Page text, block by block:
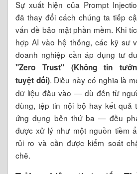
Sự xuất hiện của Prompt
đã thay đổi cách chúng ta tiếp
vấn đề bảo mật phần mềm. Khi
hợp AI vào hệ thống, các kỹ sư
doanh nghiệp cần áp dụng tư
"Zero Trust" (Không tin
tuyệt đối). Điều này có nghĩa là
dữ liệu đầu vào — dù đến từ
dùng, tệp tin nội bộ hay kết quả
ứng dụng bên thứ ba — đều
được xử lý như một nguồn tiềm
rủi ro và cần được kiểm soát
chẽ.